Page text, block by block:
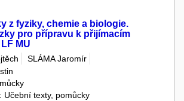
z fyziky, chemie a biologie.
pro přípravu k přijímacím
MU
SLÁMA Jaromír
Učební texty, pomůcky